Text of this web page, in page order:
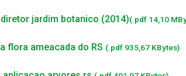
jardim botanico (2014)(.pdf 14,10
flora ameacada do RS (.pdf 935,67 KBytes)